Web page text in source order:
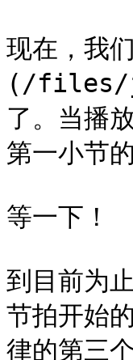
现在，我
(/files/
了。当播
第一小节
等一下！
到目前为
节拍开始
律的第三